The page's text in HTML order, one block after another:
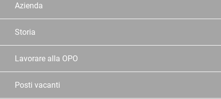
Azienda
Storia
Lavorare alla OPO
Posti vacanti